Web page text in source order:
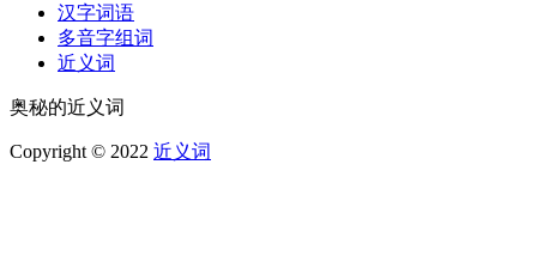
汉字词语
多音字组词
近义词
奥秘的近义词
Copyright © 2022 近义词